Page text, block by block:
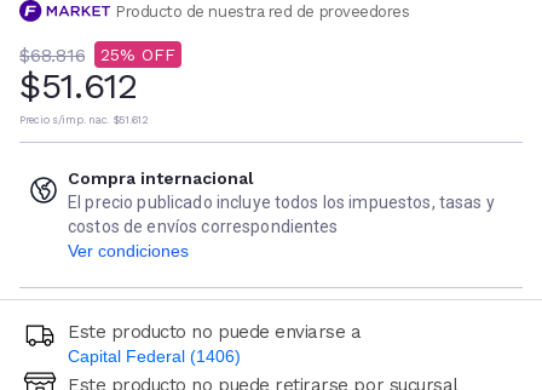
Producto de nuestra red de proveedores
$68.816 25
$51.612
Precio s/imp. nac. $51.612
Compra internacional
El precio publicado incluye todos los impuestos, tasas y
costos de envíos correspondientes
Ver condiciones
Este producto no puede enviarse a
Capital Federal (1406)
Este producto no puede retirarse por sucursal